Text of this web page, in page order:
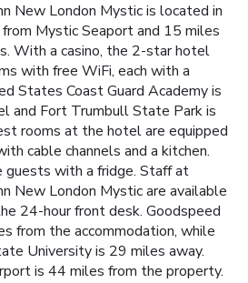
New London Mystic is located in
Mystic Seaport and 15 miles
With a casino, the 2-star hotel
with free WiFi, each with a
States Coast Guard Academy is
and Fort Trumbull State Park is
rooms at the hotel are equipped
cable channels and a kitchen.
guests with a fridge. Staff at
New London Mystic are available
24-hour front desk. Goodspeed
from the accommodation, while
University is 29 miles away.
is 44 miles from the property.